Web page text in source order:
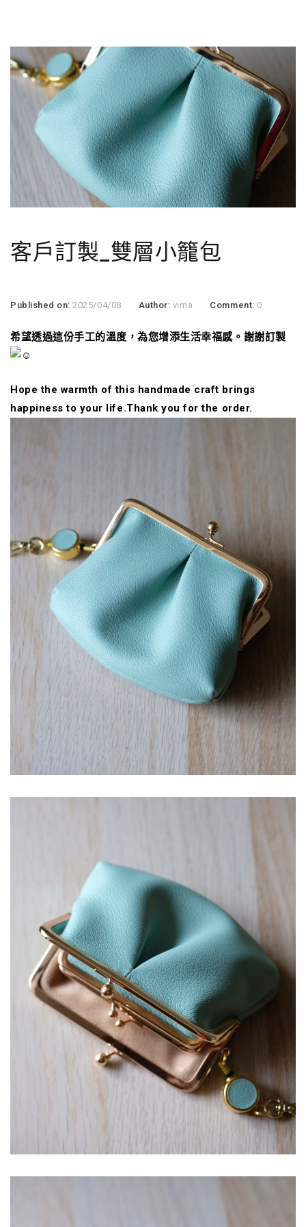
客戶訂製_雙層小籠包
Published on:2025/04/08 Author: virna Comment: 0
希望透過這份手工的溫度，為您增添生活幸福感。謝謝訂製
Hope the warmth of this handmade craft brings
happiness to your life.Thank you for the order.